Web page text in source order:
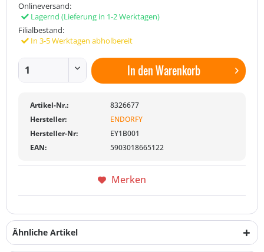
Onlineversand:
Lagernd (Lieferung in 1-2 Werktagen)
Filialbestand:
In 3-5 Werktagen abholbereit
In denWarenkorb
Artikel-Nr.:
8326677
Hersteller:
ENDORFY
Hersteller-Nr:
EY1B001
EAN:
5903018665122
Merken
Ähnliche Artikel